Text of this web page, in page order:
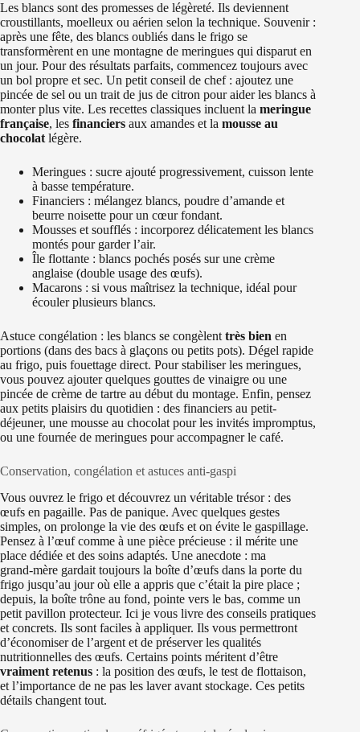
Les blancs sont des promesses de légèreté. Ils deviennent
croustillants, moelleux ou aérien selon la technique. Souvenir :
après une fête, des blancs oubliés dans le frigo se
transformèrent en une montagne de meringues qui disparut en
un jour. Pour des résultats parfaits, commencez toujours avec
un bol propre et sec. Un petit conseil de chef : ajoutez une
pincée de sel ou un trait de jus de citron pour aider les blancs à
monter plus vite. Les recettes classiques incluent la meringue
française, les financiers aux amandes et la mousse au
chocolat légère.
Meringues : sucre ajouté progressivement, cuisson lente
à basse température.
Financiers : mélangez blancs, poudre d’amande et
beurre noisette pour un cœur fondant.
Mousses et soufflés : incorporez délicatement les blancs
montés pour garder l’air.
Île flottante : blancs pochés posés sur une crème
anglaise (double usage des œufs).
Macarons : si vous maîtrisez la technique, idéal pour
écouler plusieurs blancs.
Astuce congélation : les blancs se congèlent très bien en
portions (dans des bacs à glaçons ou petits pots). Dégel rapide
au frigo, puis fouettage direct. Pour stabiliser les meringues,
vous pouvez ajouter quelques gouttes de vinaigre ou une
pincée de crème de tartre au début du montage. Enfin, pensez
aux petits plaisirs du quotidien : des financiers au petit-
déjeuner, une mousse au chocolat pour les invités impromptus,
ou une fournée de meringues pour accompagner le café.
Conservation, congélation et astuces anti-gaspi
Vous ouvrez le frigo et découvrez un véritable trésor : des
œufs en pagaille. Pas de panique. Avec quelques gestes
simples, on prolonge la vie des œufs et on évite le gaspillage.
Pensez à l’œuf comme à une pièce précieuse : il mérite une
place dédiée et des soins adaptés. Une anecdote : ma
grand‑mère gardait toujours la boîte d’œufs dans la porte du
frigo jusqu’au jour où elle a appris que c’était la pire place ;
depuis, la boîte trône au fond, pointe vers le bas, comme un
petit pavillon protecteur. Ici je vous livre des conseils pratiques
et concrets. Ils sont faciles à appliquer. Ils vous permettront
d’économiser de l’argent et de préserver les qualités
nutritionnelles des œufs. Certains points méritent d’être
vraiment retenus : la position des œufs, le test de flottaison,
et l’importance de ne pas les laver avant stockage. Ces petits
détails changent tout.